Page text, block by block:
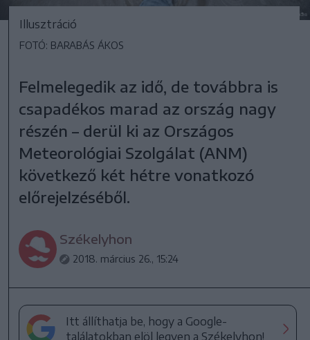
Illusztráció
FOTÓ: BARABÁS ÁKOS
Felmelegedik az idő, de továbbra is
csapadékos marad az ország nagy
részén – derül ki az Országos
Meteorológiai Szolgálat (ANM)
következő két hétre vonatkozó
előrejelzéséből.
Székelyhon
2018. március 26., 15:24
Itt állíthatja be, hogy a Google-
találatokban elöl legyen a Székelyhon!